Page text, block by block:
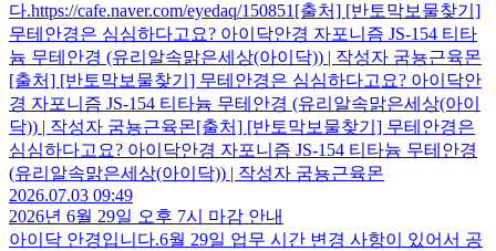
다.https://cafe.naver.com/eyedaq/150851[출처] [반토막보물찾기]
무테안경은 심심하다고요? 아이닥안경 자포니즘 JS-154 티타
늄 무테안경 (유리알속맑은세상(아이닥)) | 작성자 굼뇽근육몬
[출처] [반토막보물찾기] 무테안경은 심심하다고요? 아이닥안
경 자포니즘 JS-154 티타늄 무테안경 (유리알속맑은세상(아이
닥)) | 작성자 굼뇽근육몬[출처] [반토막보물찾기] 무테안경은
심심하다고요? 아이닥안경 자포니즘 JS-154 티타늄 무테안경
(유리알속맑은세상(아이닥)) | 작성자 굼뇽근육몬
2026.07.03 09:49
2026년 6월 29일 오후 7시 마감 안내
아이닥 안경입니다.6월 29일 업무 시간 변경 사항이 있어서 공